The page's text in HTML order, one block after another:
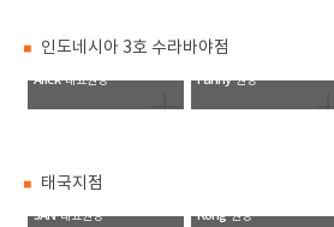
인도네시아 3호 수라바야점
Ariek 대표원장 Fanny 원장
태국지점
JAN 대표원장 Kong 원장